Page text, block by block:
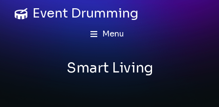
Event Drumming
Menu
Smart Living